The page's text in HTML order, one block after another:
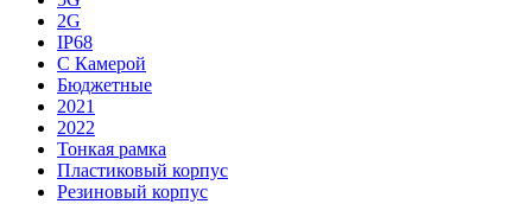
2G
IP68
С Камерой
Бюджетные
2021
2022
Тонкая рамка
Пластиковый корпус
Резиновый корпус